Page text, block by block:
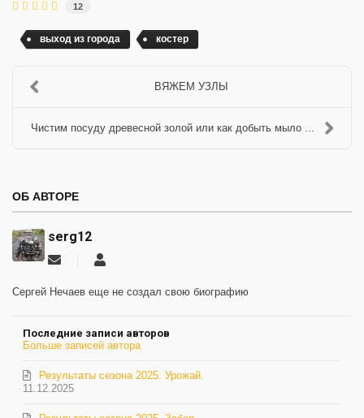
12
выход из города костер
ВЯЖЕМ УЗЛЫ
Чистим посуду древесной золой или как добыть мыло ...
ОБ АВТОРЕ
serg12
Подписаться
обновление
Сергей Нечаев еще не создал свою биографию
Последние записи авторов
Больше записей автора
11.12.2025
Результаты сезона 2025. Урожай.